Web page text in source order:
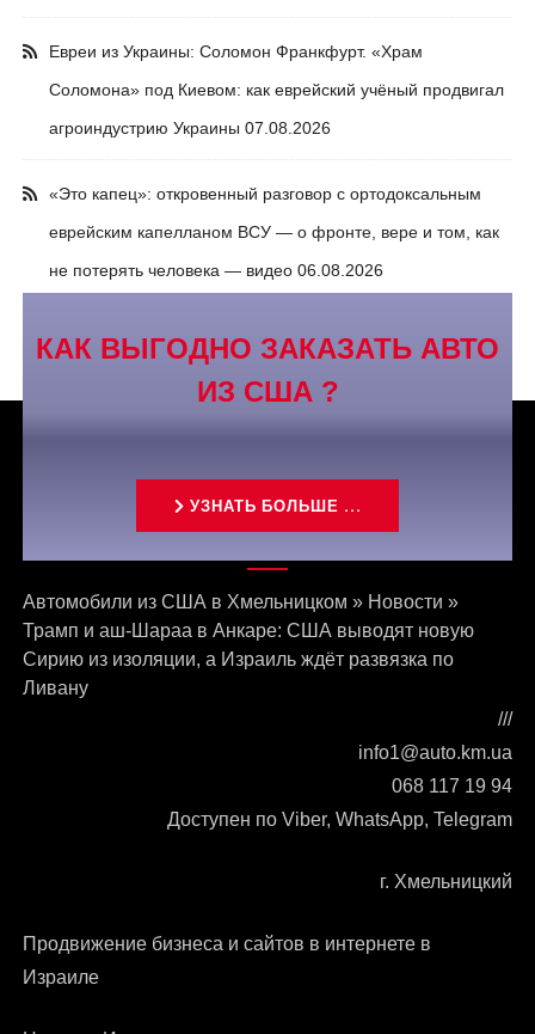
Евреи из Украины: Соломон Франкфурт. «Храм
Соломона» под Киевом: как еврейский учёный продвигал
агроиндустрию Украины 07.08.2026
«Это капец»: откровенный разговор с ортодоксальным
еврейским капелланом ВСУ — о фронте, вере и том, как
не потерять человека — видео 06.08.2026
КАК ВЫГОДНО ЗАКАЗАТЬ АВТО
ИЗ США ?
УЗНАТЬ БОЛЬШЕ ...
Связаться с нами
Автомобили из США в Хмельницком » Новости »
Трамп и аш-Шараа в Анкаре: США выводят новую
Сирию из изоляции, а Израиль ждёт развязка по
Ливану
///
info1@auto.km.ua
068 117 19 94
Доступен по Viber, WhatsApp, Telegram
г. Хмельницкий
Продвижение бизнеса и сайтов в интернете в
Израиле